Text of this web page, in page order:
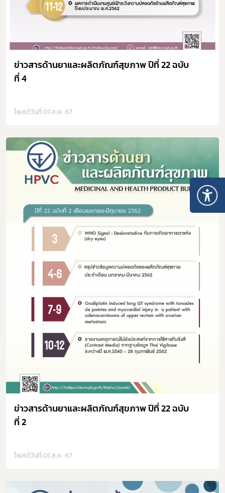
ข่าวสารด้านยาและผลิตภัณฑ์สุขภาพ ปีที่ 22 ฉบับ
ที่ 4
โพสต์วันที่ 01 ส.ค. 67
ข่าวสารด้านยาและผลิตภัณฑ์สุขภาพ ปีที่ 22 ฉบับ
ที่ 2
โพสต์วันที่ 01 ส.ค. 67